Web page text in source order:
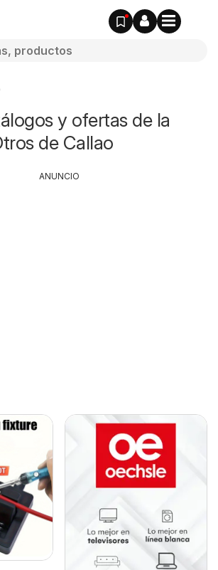
y ofertas de la
de Callao
ANUNCIO